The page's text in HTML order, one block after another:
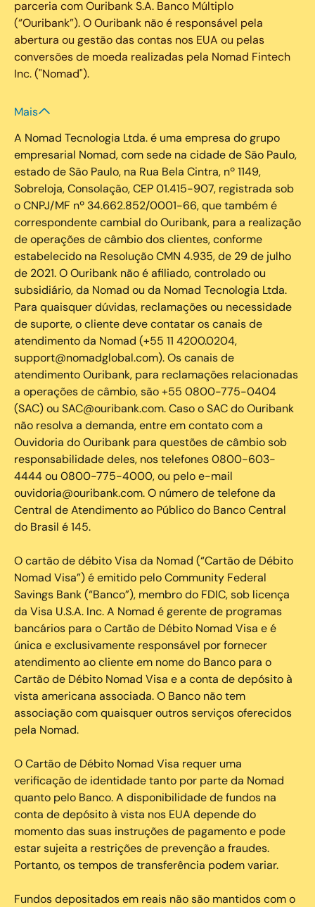
parceria com Ouribank S.A. Banco Múltiplo
(“Ouribank”). O Ouribank não é responsável pela
abertura ou gestão das contas nos EUA ou pelas
conversões de moeda realizadas pela Nomad Fintech
Inc. ("Nomad").
Mais
A Nomad Tecnologia Ltda. é uma empresa do grupo
empresarial Nomad, com sede na cidade de São Paulo,
estado de São Paulo, na Rua Bela Cintra, nº 1149,
Sobreloja, Consolação, CEP 01.415-907, registrada sob
o CNPJ/MF nº 34.662.852/0001-66, que também é
correspondente cambial do Ouribank, para a realização
de operações de câmbio dos clientes, conforme
estabelecido na Resolução CMN 4.935, de 29 de julho
de 2021. O Ouribank não é afiliado, controlado ou
subsidiário, da Nomad ou da Nomad Tecnologia Ltda.
Para quaisquer dúvidas, reclamações ou necessidade
de suporte, o cliente deve contatar os canais de
atendimento da Nomad (+55 11 4200.0204,
support@nomadglobal.com). Os canais de
atendimento Ouribank, para reclamações relacionadas
a operações de câmbio, são +55 0800-775-0404
(SAC) ou SAC@ouribank.com. Caso o SAC do Ouribank
não resolva a demanda, entre em contato com a
Ouvidoria do Ouribank para questões de câmbio sob
responsabilidade deles, nos telefones 0800-603-
4444 ou 0800-775-4000, ou pelo e-mail
ouvidoria@ouribank.com. O número de telefone da
Central de Atendimento ao Público do Banco Central
do Brasil é 145.
O cartão de débito Visa da Nomad (“Cartão de Débito
Nomad Visa”) é emitido pelo Community Federal
Savings Bank (“Banco”), membro do FDIC, sob licença
da Visa U.S.A. Inc. A Nomad é gerente de programas
bancários para o Cartão de Débito Nomad Visa e é
única e exclusivamente responsável por fornecer
atendimento ao cliente em nome do Banco para o
Cartão de Débito Nomad Visa e a conta de depósito à
vista americana associada. O Banco não tem
associação com quaisquer outros serviços oferecidos
pela Nomad.
O Cartão de Débito Nomad Visa requer uma
verificação de identidade tanto por parte da Nomad
quanto pelo Banco. A disponibilidade de fundos na
conta de depósito à vista nos EUA depende do
momento das suas instruções de pagamento e pode
estar sujeita a restrições de prevenção a fraudes.
Portanto, os tempos de transferência podem variar.
Fundos depositados em reais não são mantidos com o